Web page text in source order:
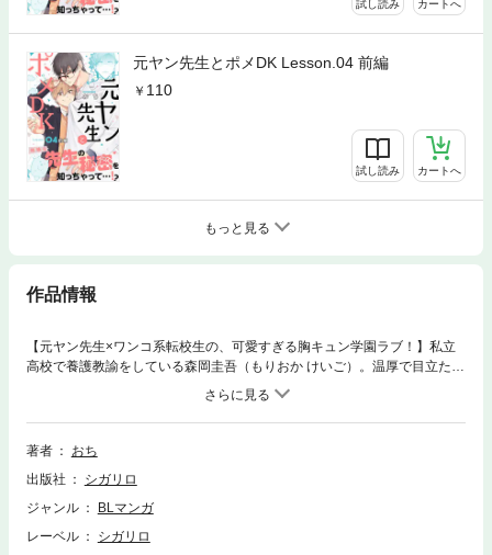
試し読み カートへ
元ヤン先生とポメDK Lesson.04 前編
110
試し読み カートへ
もっと見る
作品情報
【元ヤン先生×ワンコ系転校生の、可愛すぎる胸キュン学園ラブ！】私立
高校で養護教諭をしている森岡圭吾（もりおか けいご）。温厚で目立たな
い彼の秘密は……実は刺青バリバリの元ヤンであること！ ひっそりかた
ぎの暮らしをしている森岡の前に現れたのは、反抗的な問題児・宮間岳
（みやま がく）。手を焼く同僚を見かねて森岡が一喝したところ、恐れる
どころかすっかり素顔の森岡に興味津々になってしまった宮間。絶対に元
の夜、隣の家に引っ越してきて……！？ 《先生の秘密を暴きたい…！教
師×生徒の波乱の恋の予感?》
著者
おち
出版社
シガリロ
ジャンル
BLマンガ
レーベル
シガリロ